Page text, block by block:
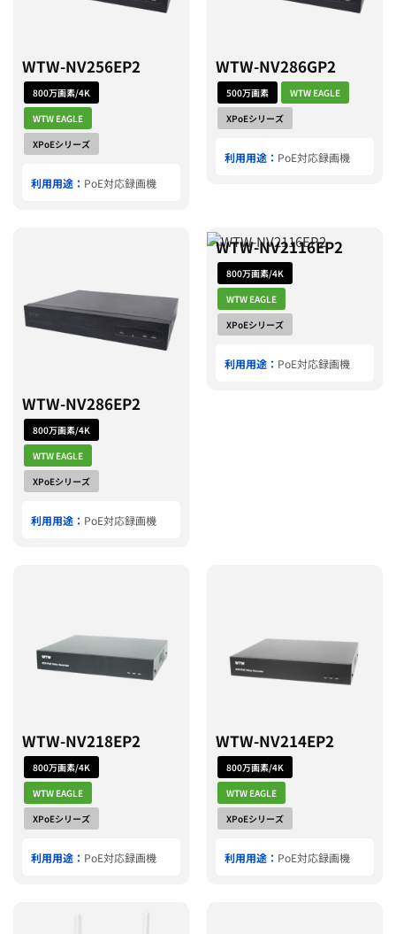
WTW-NV256EP2
800万画素/4K
WTW EAGLE
XPoEシリーズ
利用用途： PoE対応録画機
WTW-NV286GP2
500万画素
WTW EAGLE
XPoEシリーズ
利用用途： PoE対応録画機
WTW-NV286EP2
800万画素/4K
WTW EAGLE
XPoEシリーズ
利用用途： PoE対応録画機
WTW-NV2116EP2
800万画素/4K
WTW EAGLE
XPoEシリーズ
利用用途： PoE対応録画機
WTW-NV218EP2
800万画素/4K
WTW EAGLE
XPoEシリーズ
利用用途： PoE対応録画機
WTW-NV214EP2
800万画素/4K
WTW EAGLE
XPoEシリーズ
利用用途： PoE対応録画機